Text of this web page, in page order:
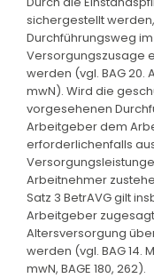
sichergestellt
Durchführungsweg
Versorgungszusage
werden (vgl. BAG 20.
mwN). Wird die
vorgesehenen
Arbeitgeber dem
erforderlichenfalls
Arbeitnehmer
Satz 3 BetrAVG gilt
Arbeitgeber
Altersversorgung
werden (vgl. BAG 14.
mwN, BAGE 180, 262).